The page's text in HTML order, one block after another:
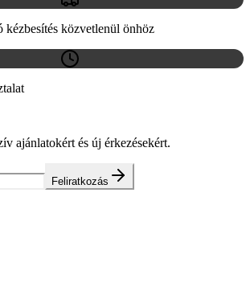
kézbesítés közvetlenül önhöz
ajánlatokért és új érkezésekért.
Feliratkozás